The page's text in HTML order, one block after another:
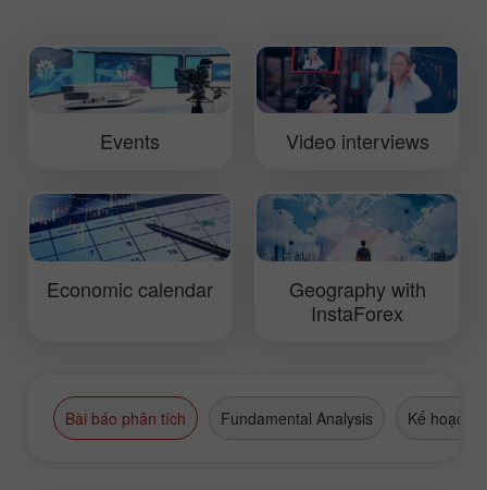
Ales Loprais whose lifestyle is rallies.
Events Video interviews
Economic calendar
Geography with
InstaForex
Bài báo phân tích Fundamental Analysis Kế hoạch